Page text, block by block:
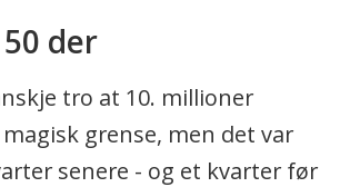
der
tro at 10. millioner
grense, men det var
senere - og et kvarter før